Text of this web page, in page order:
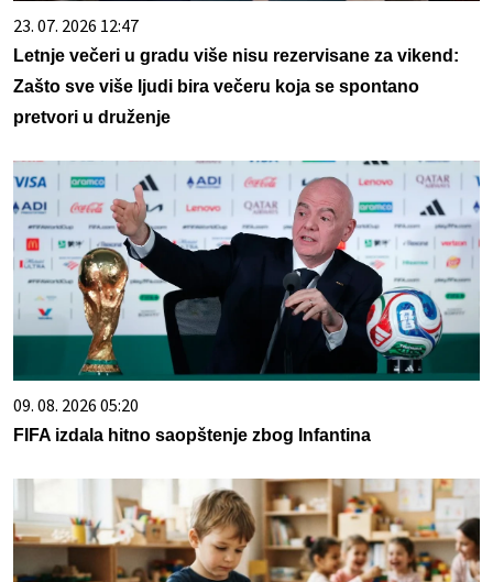
23. 07. 2026 12:47
Letnje večeri u gradu više nisu rezervisane za vikend:
Zašto sve više ljudi bira večeru koja se spontano
pretvori u druženje
09. 08. 2026 05:20
FIFA izdala hitno saopštenje zbog Infantina